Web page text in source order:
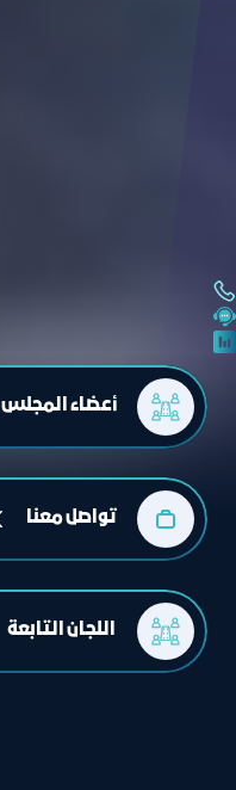
أعضاء المجلس
تواصل معنا
اللجان التابعة